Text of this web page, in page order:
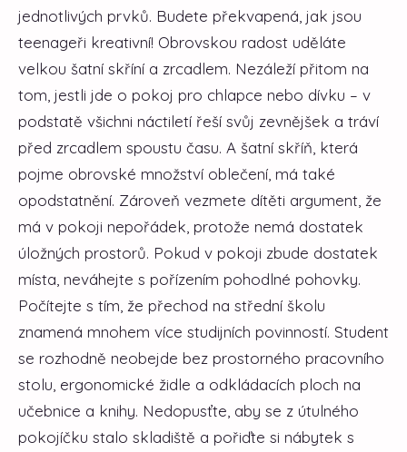
jednotlivých prvků. Budete překvapená, jak jsou
teenageři kreativní! Obrovskou radost uděláte
velkou šatní skříní a zrcadlem. Nezáleží přitom na
tom, jestli jde o pokoj pro chlapce nebo dívku – v
podstatě všichni náctiletí řeší svůj zevnějšek a tráví
před zrcadlem spoustu času. A šatní skříň, která
pojme obrovské množství oblečení, má také
opodstatnění. Zároveň vezmete dítěti argument, že
má v pokoji nepořádek, protože nemá dostatek
úložných prostorů. Pokud v pokoji zbude dostatek
místa, neváhejte s pořízením pohodlné pohovky.
Počítejte s tím, že přechod na střední školu
znamená mnohem více studijních povinností. Student
se rozhodně neobejde bez prostorného pracovního
stolu, ergonomické židle a odkládacích ploch na
učebnice a knihy. Nedopusťte, aby se z útulného
pokojíčku stalo skladiště a pořiďte si nábytek s